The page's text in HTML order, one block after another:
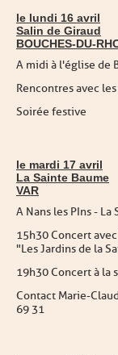
le lundi 16 avril
Salin de Giraud
BOUCHES-DU-
A midi à l'église de
Rencontres avec
Soirée festive
le mardi 17 avril
La Sainte Baume
VAR
A Nans les PIns - La
15h30 Concert
"Les Jardins de la
19h30 Concert à la
Contact Marie-
69 31